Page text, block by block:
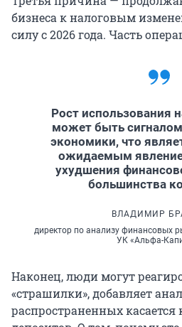
бизнеса к налоговым
силу с 2026 года. Часть
Рост использования
может быть сигналом
экономики, что
ожидаемым
ухудшения
большинства
ВЛАДИМИР
директор по анализу финансовых
УК «Альфа-
Наконец, люди могут
«страшилки», добавляет
распространенных